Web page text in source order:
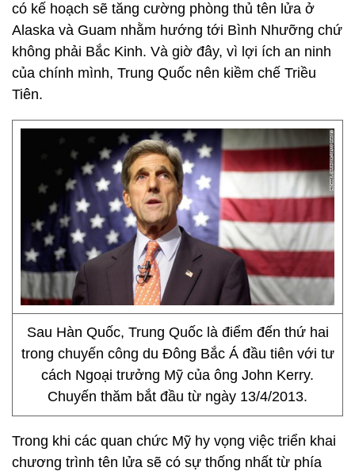
có kế hoạch sẽ tăng cường phòng thủ tên lửa ở
Alaska và Guam nhằm hướng tới Bình Nhưỡng chứ
không phải Bắc Kinh. Và giờ đây, vì lợi ích an ninh
của chính mình, Trung Quốc nên kiềm chế Triều
Tiên.
Sau Hàn Quốc, Trung Quốc là điểm đến thứ hai
trong chuyến công du Đông Bắc Á đầu tiên với tư
cách Ngoại trưởng Mỹ của ông John Kerry.
Chuyến thăm bắt đầu từ ngày 13/4/2013.
Trong khi các quan chức Mỹ hy vọng việc triển khai
chương trình tên lửa sẽ có sự thống nhất từ phía